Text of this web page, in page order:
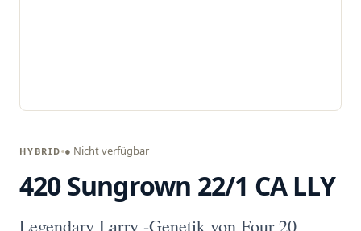
HYBRID ● Nicht verfügbar
420 Sungrown 22/1 CA LLY
Legendary Larry -Genetik von Four 20